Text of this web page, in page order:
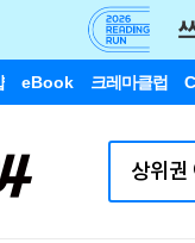
eBook 크레마클럽